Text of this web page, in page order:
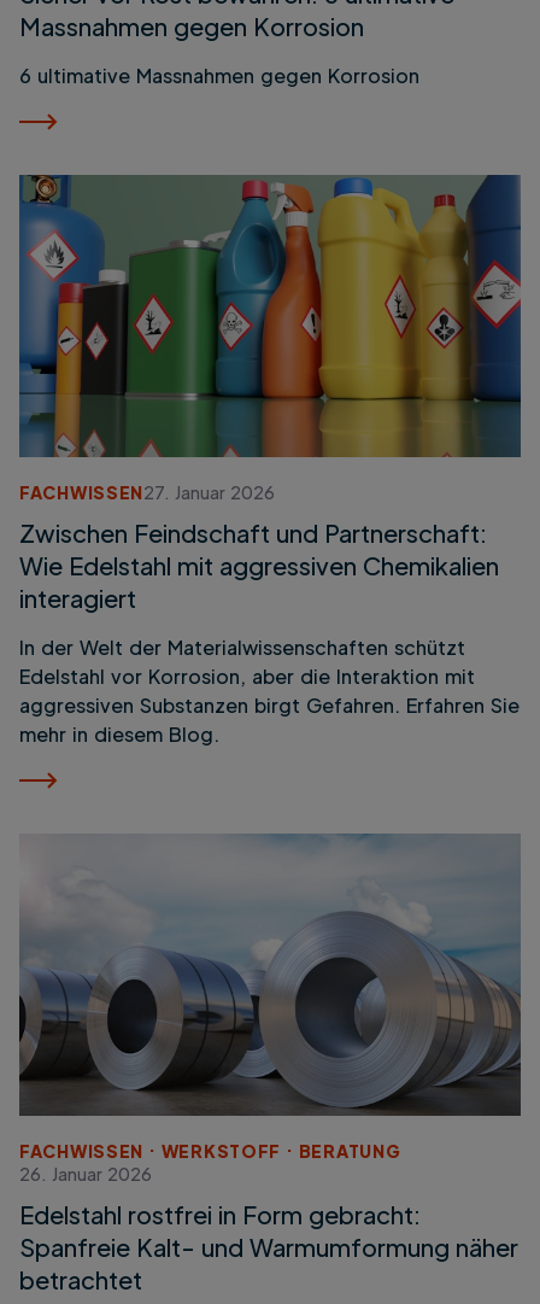
Massnahmen gegen Korrosion
6 ultimative Massnahmen gegen Korrosion
FACHWISSEN27. Januar 2026
Zwischen Feindschaft und Partnerschaft:
Wie Edelstahl mit aggressiven Chemikalien
interagiert
In der Welt der Materialwissenschaften schützt
Edelstahl vor Korrosion, aber die Interaktion mit
aggressiven Substanzen birgt Gefahren. Erfahren Sie
mehr in diesem Blog.
FACHWISSEN WERKSTOFF
BERATUNG
26. Januar 2026
Edelstahl rostfrei in Form gebracht:
Spanfreie Kalt- und Warmumformung näher
betrachtet